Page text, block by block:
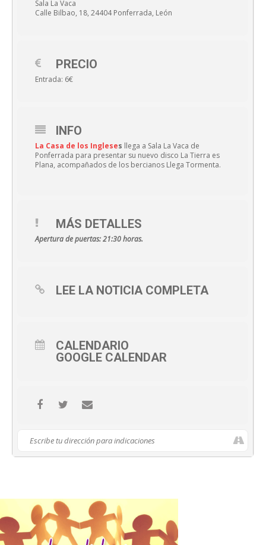
Sala La Vaca
Calle Bilbao, 18, 24404 Ponferrada, León
PRECIO
Entrada: 6€
INFO
La Casa de los Ingleses llega a Sala La Vaca de
Ponferrada para presentar su nuevo disco La Tierra es
Plana, acompañados de los bercianos Llega Tormenta.
MÁS DETALLES
Apertura de puertas: 21:30 horas.
LEE LA NOTICIA COMPLETA
CALENDARIO
GOOGLE CALENDAR